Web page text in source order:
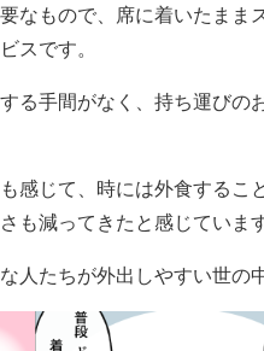
なもので、 席に着いたまま
スです。
る手間がなく、 持ち運びの
感じて、 時には外食するこ
も減ってきたと感じています
人たちが外出しやすい世の